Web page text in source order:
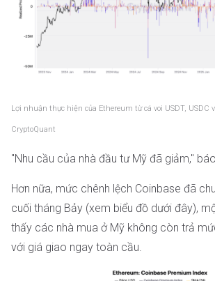
Lợi nhuận thực hiện của Ethereum từ cá voi USDT, USDC
CryptoQuant
"Nhu cầu của nhà đầu tư Mỹ đã giảm,"
Hơn nữa, mức chênh lệch Coinbase đã
cuối tháng Bảy (xem biểu đồ dưới đây),
thấy các nhà mua ở Mỹ không còn trả
với giá giao ngay toàn cầu.